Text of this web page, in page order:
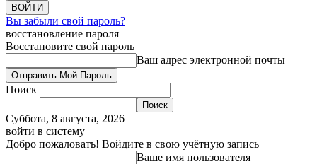
Вы забыли свой пароль?
восстановление пароля
Восстановите свой пароль
Ваш адрес электронной почты
Поиск
Суббота, 8 августа, 2026
войти в систему
Добро пожаловать! Войдите в свою учётную запись
Ваше имя пользователя